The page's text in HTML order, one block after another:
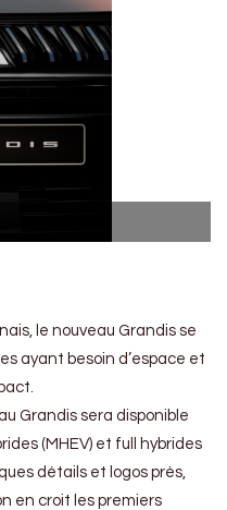
le nouveau Grandis se
ayant besoin d’espace et
Grandis sera disponible
(MHEV) et full hybrides
détails et logos près,
en croit les premiers